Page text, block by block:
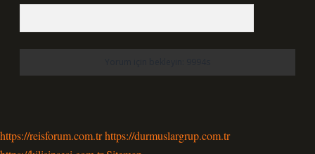
https://reisforum.com.trhttps://durmuslargrup.com.tr